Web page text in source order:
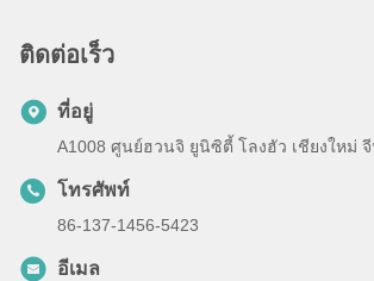
ติดต่อเร็ว
ที่อยู่
A1008 ศูนย์ฮวนจิ ยูนิซิตี้ โลงฮัว เชียงใหม่
โทรศัพท์
86-137-1456-5423
อีเมล